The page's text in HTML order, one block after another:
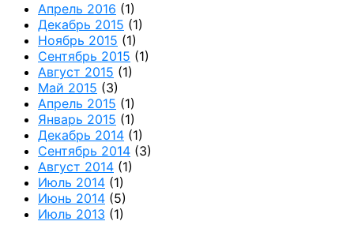
Апрель 2016 (1)
Декабрь 2015 (1)
Ноябрь 2015 (1)
Сентябрь 2015 (1)
Август 2015 (1)
Май 2015 (3)
Апрель 2015 (1)
Январь 2015 (1)
Декабрь 2014 (1)
Сентябрь 2014 (3)
Август 2014 (1)
Июль 2014 (1)
Июнь 2014 (5)
Июль 2013 (1)